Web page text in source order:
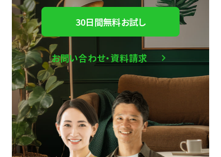
30日間無料お試し
お問い合わせ・資料請求